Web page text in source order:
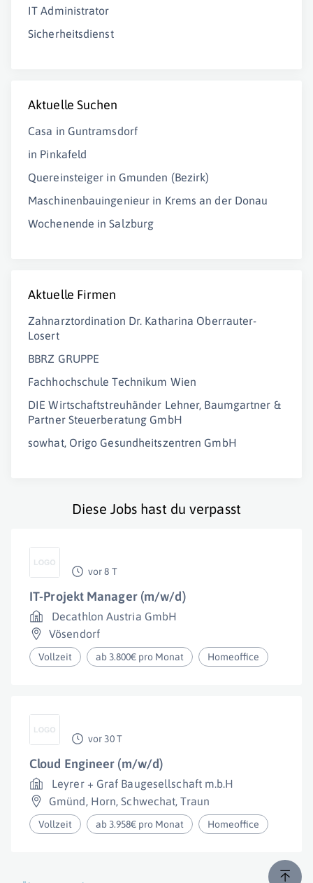
IT Administrator
Sicherheitsdienst
Aktuelle Suchen
Casa in Guntramsdorf
in Pinkafeld
Quereinsteiger in Gmunden (Bezirk)
Maschinenbauingenieur in Krems an der Donau
Wochenende in Salzburg
Aktuelle Firmen
Zahnarztordination Dr. Katharina Oberrauter-
Losert
BBRZ GRUPPE
Fachhochschule Technikum Wien
DIE Wirtschaftstreuhänder Lehner, Baumgartner &
Partner Steuerberatung GmbH
sowhat, Origo Gesundheitszentren GmbH
Diese Jobs hast du verpasst
vor 8 T
IT-Projekt Manager (m/w/d)
Decathlon Austria GmbH
Vösendorf
Vollzeit ab 3.800€ pro Monat Homeoffice
vor 30 T
Cloud Engineer (m/w/d)
Leyrer + Graf Baugesellschaft m.b.H
Gmünd, Horn,Schwechat,Traun
Vollzeit ab 3.958€ pro Monat Homeoffice